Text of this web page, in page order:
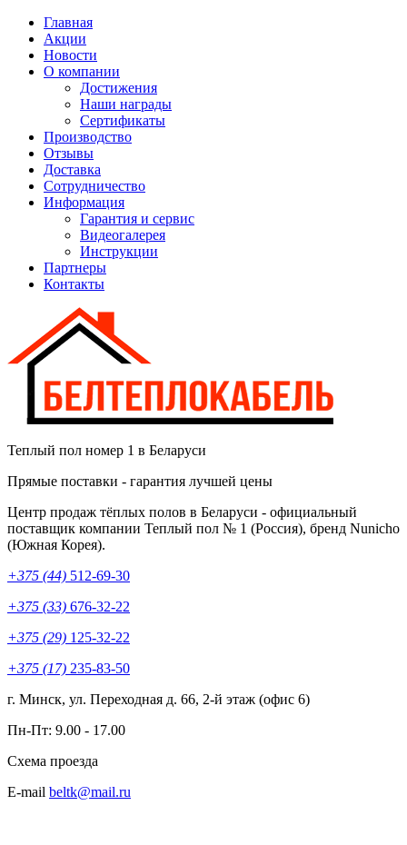
Главная
Акции
Новости
О компании
Достижения
Наши награды
Сертификаты
Производство
Отзывы
Доставка
Сотрудничество
Информация
Гарантия и сервис
Видеогалерея
Инструкции
Партнеры
Контакты
Теплый пол номер 1 в Беларуси
Прямые поставки - гарантия лучшей цены
Центр продаж тёплых полов в Беларуси - официальный
поставщик компании Теплый пол № 1 (Россия), бренд Nunicho
(Южная Корея).
+375 (44) 512-69-30
+375 (33) 676-32-22
+375 (29) 125-32-22
+375 (17) 235-83-50
г. Минск, ул. Переходная д. 66, 2-й этаж (офис 6)
Пн-Пт: 9.00 - 17.00
Схема проезда
E-mail beltk@mail.ru